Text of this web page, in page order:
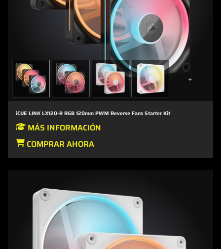
+
iCUE LINK LX120-R RGB 120mm PWM Reverse Fans Starter Kit
MÁS INFORMACIÓN
COMPRAR AHORA